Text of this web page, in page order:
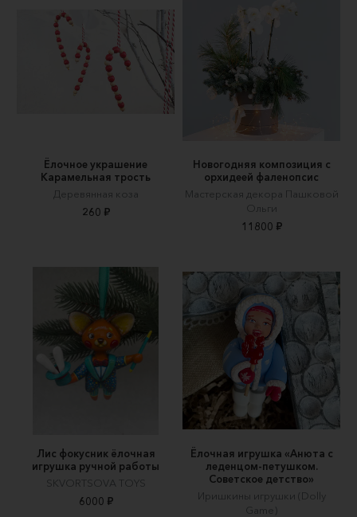
Ёлочное украшение
Карамельная трость
Деревянная коза
260 ₽
Новогодняя композиция с
орхидеей фаленопсис
Мастерская декора Пашковой
Ольги
11800 ₽
Лис фокусник ёлочная
игрушка ручной работы
SKVORTSOVA TOYS
6000 ₽
Ёлочная игрушка «Анюта с
леденцом-петушком.
Советское детство»
Иришкины игрушки (Dolly
Game)